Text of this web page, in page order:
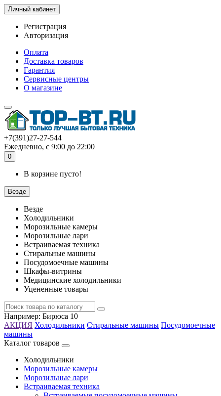
Личный кабинет
Регистрация
Авторизация
Оплата
Доставка товаров
Гарантия
Сервисные центры
О магазине
+7(391)27-27-544
Ежедневно, с 9:00 до 22:00
0
В корзине пусто!
Везде
Везде
Холодильники
Морозильные камеры
Морозильные лари
Встраиваемая техника
Стиральные машины
Посудомоечные машины
Шкафы-витрины
Медицинские холодильники
Уцененные товары
Например: Бирюса 10
АКЦИЯ Холодильники Стиральные машины Посудомоечные
машины
Каталог товаров
Холодильники
Морозильные камеры
Морозильные лари
Встраиваемая техника